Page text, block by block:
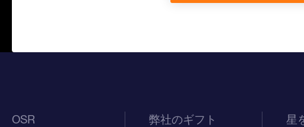
OSR 弊社のギフト 星